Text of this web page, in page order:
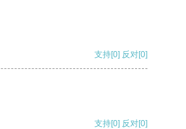
支持[0] 反对[0]
支持[0] 反对[0]